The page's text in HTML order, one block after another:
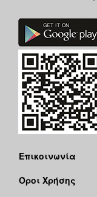
Επικοινωνία
Όροι Χρήσης